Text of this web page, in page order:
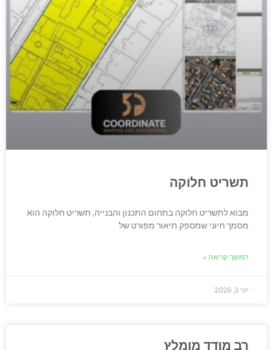
תשריט חלוקה
מבוא לתשריט חלוקה בתחום התכנון והבנייה, תשריט חלוקה הוא
מסמך חיוני שמספק תיאור מפורט של
המשך קריאה »
יוני 3, 2026
רב מודד מומלץ